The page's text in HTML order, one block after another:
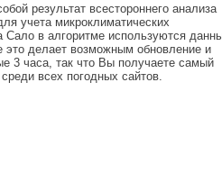
результат всестороннего анализа
учета микроклиматических
Сало в алгоритме используются
делает возможным обновление и
3 часа, так что Вы получаете самый
всех погодных сайтов.